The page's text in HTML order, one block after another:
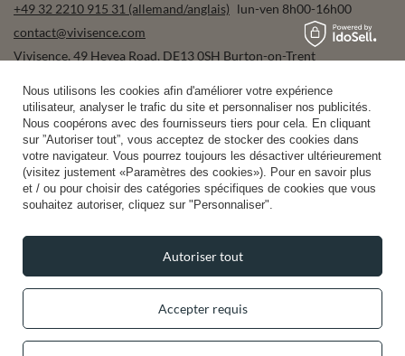
+49 32 2210 915 31 (allemand/anglais) lun-ven 8h00-16h00
contact@vivisence.com
Vivisence, 49 Hevea Road, DE13 0SH Burton-on-Trent
Dans le magasin, nous présentons les prix bruts (TVA comprise).
Paiements sécurisés
Livraison pratique
Nous utilisons les cookies afin d'améliorer votre expérience
utilisateur, analyser le trafic du site et personnaliser nos publicités.
Nous coopérons avec des fournisseurs tiers pour cela. En cliquant
sur ”Autoriser tout”, vous acceptez de stocker des cookies dans
votre navigateur. Vous pourrez toujours les désactiver ultérieurement
(visitez justement «Paramètres des cookies»). Pour en savoir plus
et / ou pour choisir des catégories spécifiques de cookies que vous
souhaitez autoriser, cliquez sur "Personnaliser".
Accepter requis
Autoriser tout